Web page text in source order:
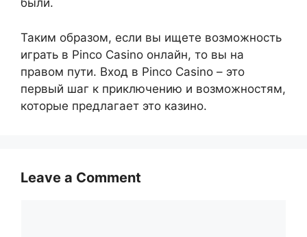
были.
Таким образом, если вы ищете возможность
играть в Pinco Casino онлайн, то вы на
правом пути. Вход в Pinco Casino – это
первый шаг к приключению и возможностям,
которые предлагает это казино.
Leave a Comment